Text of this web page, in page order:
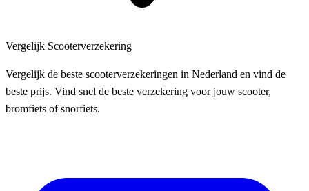
Vergelijk Scooterverzekering
Vergelijk de beste scooterverzekeringen in Nederland en vind de
beste prijs. Vind snel de beste verzekering voor jouw scooter,
bromfiets of snorfiets.